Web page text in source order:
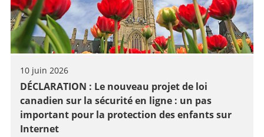
10 juin 2026
DÉCLARATION : Le nouveau projet de loi
canadien sur la sécurité en ligne : un pas
important pour la protection des enfants sur
Internet